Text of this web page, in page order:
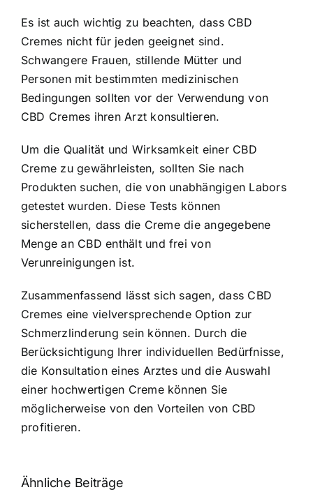
Es ist auch wichtig zu beachten, dass CBD
Cremes nicht für jeden geeignet sind.
Schwangere Frauen, stillende Mütter und
Personen mit bestimmten medizinischen
Bedingungen sollten vor der Verwendung von
CBD Cremes ihren Arzt konsultieren.
Um die Qualität und Wirksamkeit einer CBD
Creme zu gewährleisten, sollten Sie nach
Produkten suchen, die von unabhängigen Labors
getestet wurden. Diese Tests können
sicherstellen, dass die Creme die angegebene
Menge an CBD enthält und frei von
Verunreinigungen ist.
Zusammenfassend lässt sich sagen, dass CBD
Cremes eine vielversprechende Option zur
Schmerzlinderung sein können. Durch die
Berücksichtigung Ihrer individuellen Bedürfnisse,
die Konsultation eines Arztes und die Auswahl
einer hochwertigen Creme können Sie
möglicherweise von den Vorteilen von CBD
profitieren.
Ähnliche Beiträge
Neue THC-